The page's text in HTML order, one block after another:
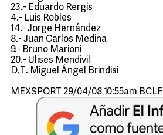
23.- Eduardo Rergis
4.- Luis Robles
14.- Jorge Hernández
8.- Juan Carlos Medina
9.- Bruno Marioni
20.- Ulises Mendivil
D.T. Miguel Ángel Brindisi
MEXSPORT 29/04/08 10:55am BCLF